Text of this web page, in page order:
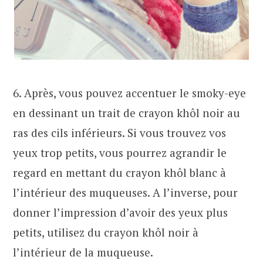
6. Après, vous pouvez accentuer le smoky-eye
en dessinant un trait de crayon khôl noir au
ras des cils inférieurs. Si vous trouvez vos
yeux trop petits, vous pourrez agrandir le
regard en mettant du crayon khôl blanc à
l’intérieur des muqueuses. A l’inverse, pour
donner l’impression d’avoir des yeux plus
petits, utilisez du crayon khôl noir à
l’intérieur de la muqueuse.